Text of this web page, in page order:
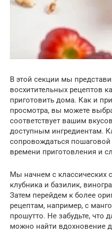
В этой секции мы
восхитительных рецептов
приготовить дома. Как и
просмотра, вы можете
соответствует вашим
доступным ингредиентам.
сопровождаться
времени приготовления и
Мы начнем с классических
клубника и базилик,
Затем перейдем к более
рецептам, например, с
прошутто. Не забудьте, что
можно найти вдохновение